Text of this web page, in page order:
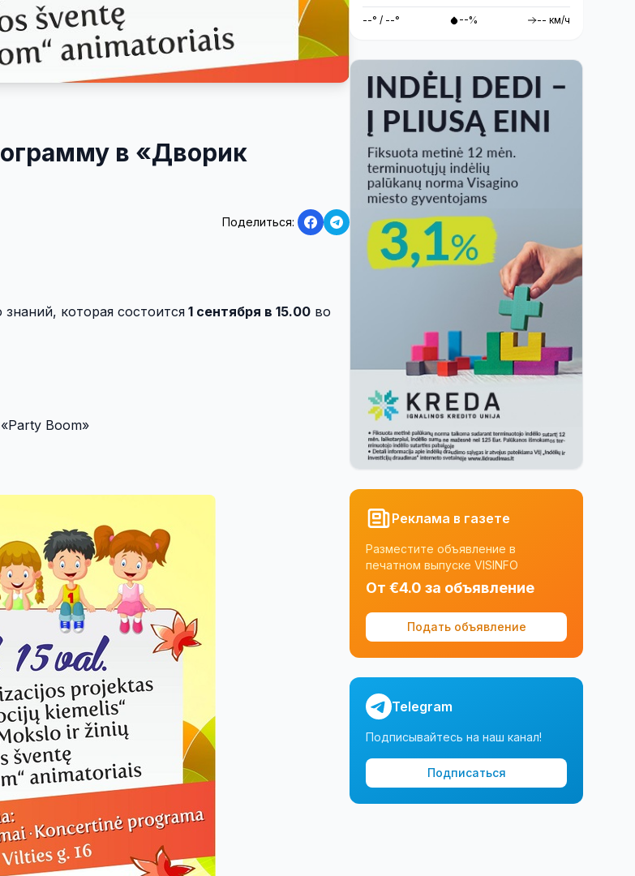
в «Дворик
Поделиться:
которая состоится 1 сентября в 15.00 во
Boom»
--° / --° --% -- км/ч
Реклама в газете
Разместите объявление в
печатном выпуске VISINFO
От €4.0 за объявление
Подать объявление
Telegram
Подписывайтесь на наш канал!
Подписаться